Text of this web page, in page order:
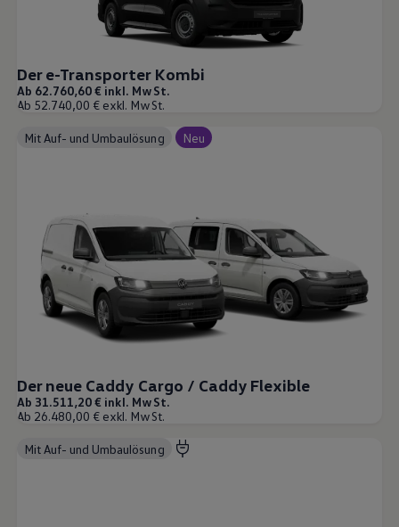
Der e-Transporter Kombi
Ab 62.760,60 € inkl. MwSt.
Ab 52.740,00 € exkl. MwSt.
Mit Auf- und Umbaulösung Neu
Der neue Caddy Cargo / Caddy Flexible
Ab 31.511,20 € inkl. MwSt.
Ab 26.480,00 € exkl. MwSt.
Mit Auf- und Umbaulösung